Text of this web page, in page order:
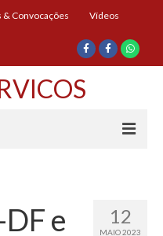
& Convocações Vídeos
12
MAIO 2023
e